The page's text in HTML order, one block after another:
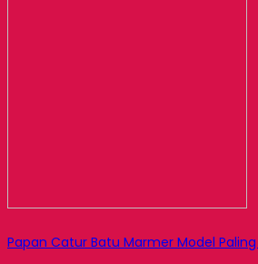
Papan Catur Batu Marmer Model